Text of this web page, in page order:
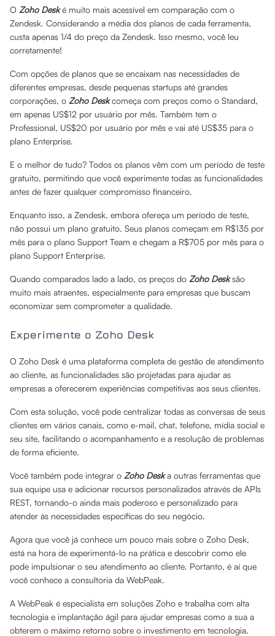
O Zoho Deské muito mais acessível em comparação com o
Zendesk. Considerando a média dos planos de cada ferramenta,
custa apenas 1/4 do preço da Zendesk. Isso mesmo, você leu
corretamente!
Com opções de planos que se encaixam nas necessidades de
diferentes empresas, desde pequenas startups até grandes
corporações, o Zoho Deskcomeça com preços como o Standard,
em apenas US$12 por usuário por mês. Também tem o
Professional, US$20 por usuário por mês e vai até US$35 para o
plano Enterprise.
E o melhor de tudo? Todos os planos vêm com um período de teste
gratuito, permitindo que você experimente todas as funcionalidades
antes de fazer qualquer compromisso financeiro.
Enquanto isso, a Zendesk, embora ofereça um período de teste,
não possui um plano gratuito. Seus planos começam em R$135 por
mês para o plano Support Team e chegam a R$705 por mês para o
plano Support Enterprise.
Quando comparados lado a lado, os preços do Zoho Desksão
muito mais atraentes, especialmente para empresas que buscam
economizar sem comprometer a qualidade.
Experimente o Zoho Desk
O Zoho Desk é uma plataforma completa de gestão de atendimento
ao cliente, as funcionalidades são projetadas para ajudar as
empresas a oferecerem experiências competitivas aos seus clientes.
Com esta solução, você pode centralizar todas as conversas de seus
clientes em vários canais, como e-mail, chat, telefone, mídia social e
seu site, facilitando o acompanhamento e a resolução de problemas
de forma eficiente.
Você também pode integrar o Zoho Deska outras ferramentas que
sua equipe usa e adicionar recursos personalizados através de APIs
REST, tornando-o ainda mais poderoso e personalizado para
atender às necessidades específicas do seu negócio.
Agora que você já conhece um pouco mais sobre o Zoho Desk,
está na hora de experimentá-lo na prática e descobrir como ele
pode impulsionar o seu atendimento ao cliente. Portanto, é aí que
você conhece a consultoria da WebPeak.
A WebPeak é especialista em soluções Zoho e trabalha com alta
tecnologia e implantação ágil para ajudar empresas como a sua a
obterem o máximo retorno sobre o investimento em tecnologia.